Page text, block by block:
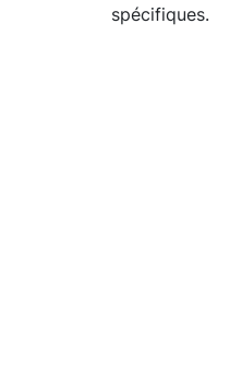
spécifiques.